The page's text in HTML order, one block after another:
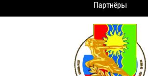
Партнёры